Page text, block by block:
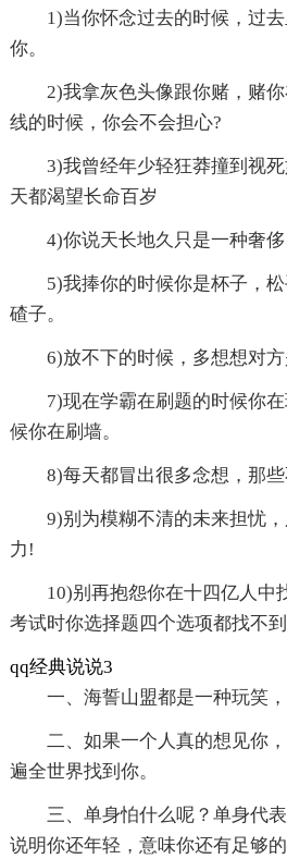
1)当你怀念过去的时候，过
你。
2)我拿灰色头像跟你赌，赌
线的时候，你会不会担心?
3)我曾经年少轻狂莽撞到视
天都渴望长命百岁
4)你说天长地久只是一种奢侈
5)我捧你的时候你是杯子，
碴子。
6)放不下的时候，多想想对方
7)现在学霸在刷题的时候你
候你在刷墙。
8)每天都冒出很多念想，那些
9)别为模糊不清的未来担忧
力!
10)别再抱怨你在十四亿人中
考试时你选择题四个选项都找不到
qq经典说说3
一、海誓山盟都是一种玩笑
二、如果一个人真的想见你
遍全世界找到你。
三、单身怕什么呢？单身代
说明你还年轻，意味你还有足够